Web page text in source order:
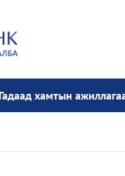
Гадаад хамтын